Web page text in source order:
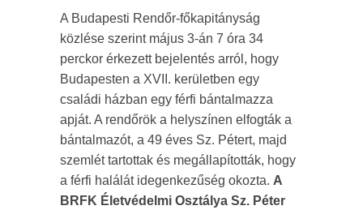
A Budapesti Rendőr-főkapitányság
közlése szerint május 3-án 7 óra 34
perckor érkezett bejelentés arról, hogy
Budapesten a XVII. kerületben egy
családi házban egy férfi bántalmazza
apját. A rendőrök a helyszínen elfogták a
bántalmazót, a 49 éves Sz. Pétert, majd
szemlét tartottak és megállapították, hogy
a férfi halálát idegenkezűség okozta. A
BRFK Életvédelmi Osztálya Sz. Péter